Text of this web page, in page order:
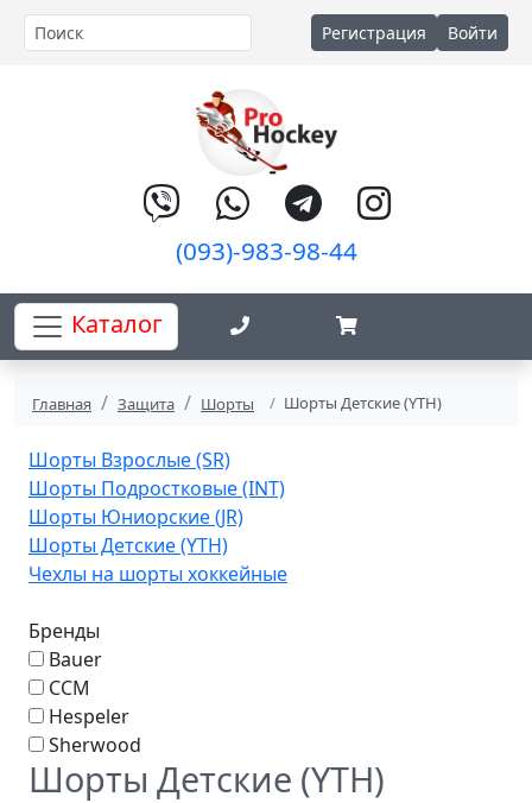
Регистрация Войти
(093)-983-98-44
Каталог
Главная Защита Шорты Шорты Детские (YTH)
Шорты Взрослые (SR)
Шорты Подростковые (INT)
Шорты Юниорские (JR)
Шорты Детские (YTH)
Чехлы на шорты хоккейные
Бренды
Bauer
CCM
Hespeler
Sherwood
Шорты Детские (YTH)